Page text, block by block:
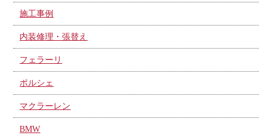
施工事例
内装修理・張替え
フェラーリ
ポルシェ
マクラーレン
BMW